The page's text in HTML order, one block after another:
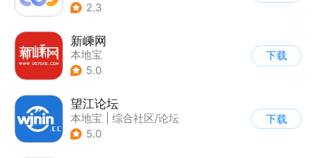
2.3
新嵊网
本地宝
5.0
下载
望江论坛
本地宝
综合社区/论坛
5.0
下载